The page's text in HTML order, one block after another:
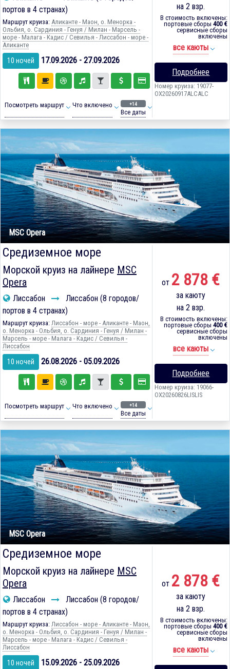
портов в 4 странах)
Маршрут круиза: Аликанте - Маон, о. Менорка -
Ольбия, о. Сардиния - Генуя / Милан - Марсель -
море - Малага - Кадиc / Севилья - Лиссабон - море -
Аликанте
10 ночей 17.09.2026 - 27.09.2026
Посмотреть маршрут Что включено +14
Все даты
на 2 взр.
В стоимость включены:
портовые сборы 400 €
сервисные сборы
включены
все каюты
Подробнее
Номер круиза: 19077-
OX20260917ALCALC
MSC Opera
Средиземное море
Морской круиз на лайнере MSC
Opera
Лиссабон
Лиссабон (8 городов/
портов в 4 странах)
Маршрут круиза: Лиссабон - море - Аликанте - Маон,
о. Менорка - Ольбия, о. Сардиния - Генуя / Милан -
Марсель - море - Малага - Кадиc / Севилья -
Лиссабон
10 ночей 26.08.2026 - 05.09.2026
Посмотреть маршрут Что включено +14
Все даты
от 2 878 €
за каюту
на 2 взр.
В стоимость включены:
портовые сборы 400 €
сервисные сборы
включены
все каюты
Подробнее
Номер круиза: 19066-
OX20260826LISLIS
MSC Opera
Средиземное море
Морской круиз на лайнере MSC
Opera
Лиссабон
Лиссабон (8 городов/
портов в 4 странах)
Маршрут круиза: Лиссабон - море - Аликанте - Маон,
о. Менорка - Ольбия, о. Сардиния - Генуя / Милан -
Марсель - море - Малага - Кадиc / Севилья -
Лиссабон
10 ночей 15.09.2026 - 25.09.2026
от 2 878 €
за каюту
на 2 взр.
В стоимость включены:
портовые сборы 400 €
сервисные сборы
включены
все каюты